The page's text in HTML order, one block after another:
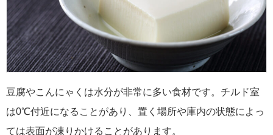
豆腐やこんにゃくは水分が非常に多い食材です。チルド室
は0℃付近になることがあり、置く場所や庫内の状態によっ
ては表面が凍りかけることがあります。